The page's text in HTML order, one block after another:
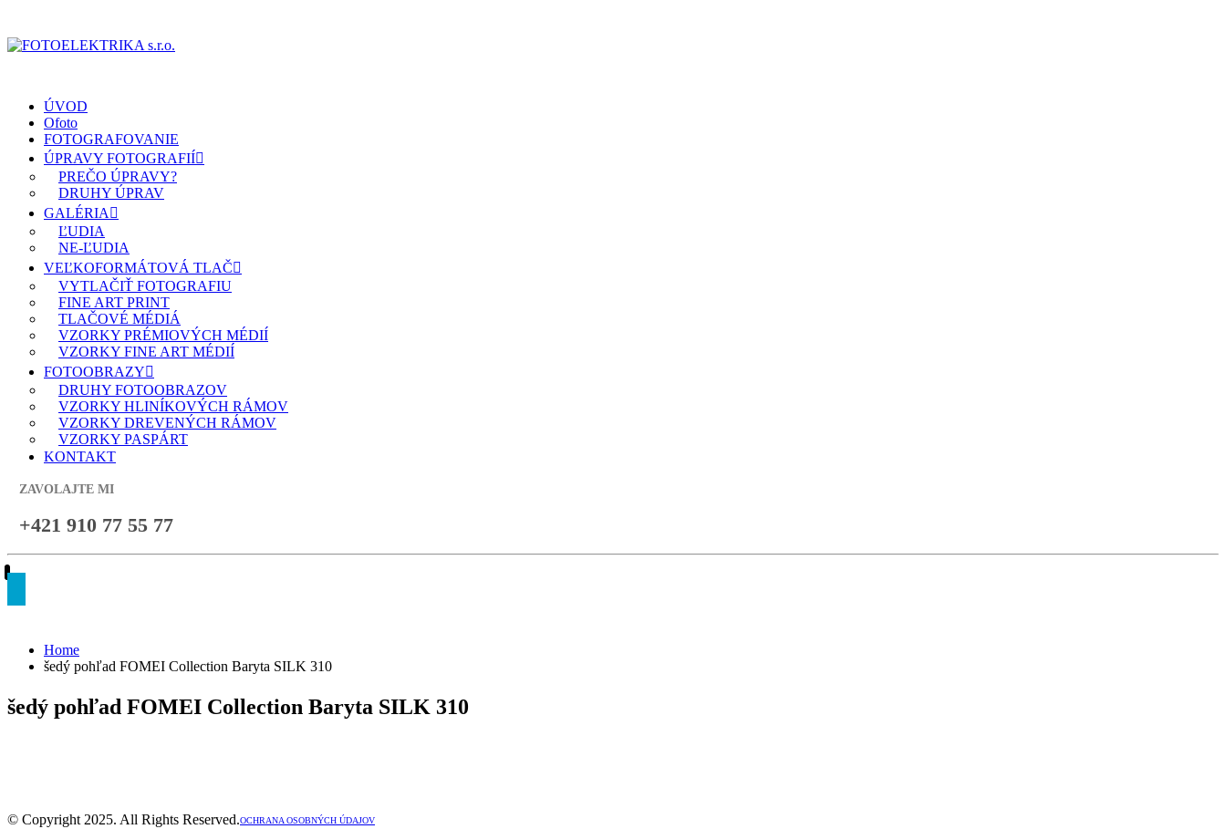
ÚVOD
Ofoto
FOTOGRAFOVANIE
ÚPRAVY FOTOGRAFIÍ
PREČO ÚPRAVY?
DRUHY ÚPRAV
GALÉRIA
ĽUDIA
NE-ĽUDIA
VEĽKOFORMÁTOVÁ TLAČ
VYTLAČIŤ FOTOGRAFIU
FINE ART PRINT
TLAČOVÉ MÉDIÁ
VZORKY PRÉMIOVÝCH MÉDIÍ
VZORKY FINE ART MÉDIÍ
FOTOOBRAZY
DRUHY FOTOOBRAZOV
VZORKY HLINÍKOVÝCH RÁMOV
VZORKY DREVENÝCH RÁMOV
VZORKY PASPÁRT
KONTAKT
ZAVOLAJTE MI
+421 910 77 55 77
Home
šedý pohľad FOMEI Collection Baryta SILK 310
šedý pohľad FOMEI Collection Baryta SILK 310
© Copyright 2025. All Rights Reserved.OCHRANA OSOBNÝCH ÚDAJOV